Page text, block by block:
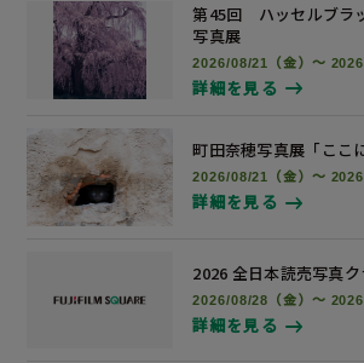
第45回 ハッセルブラ
写真展
2026/08/21（金）～
詳細を見る
町田奈穂写真展 「ここ
2026/08/21（金）～
詳細を見る
2026 全日本読売写真
2026/08/28（金）～
詳細を見る